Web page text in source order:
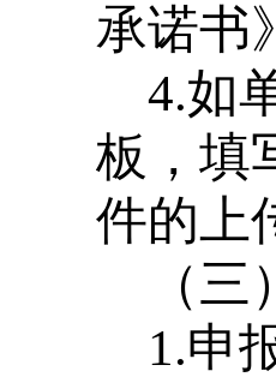
承诺书
4.如
板，填
件的上
（
1.申